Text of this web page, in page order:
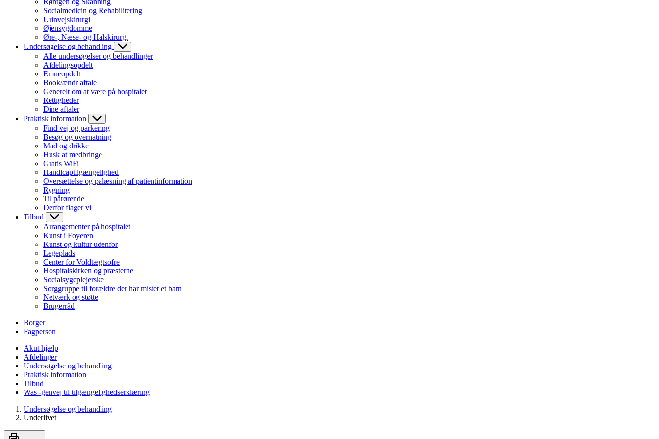
Røntgen og Skanning
Socialmedicin og Rehabilitering
Urinvejskirurgi
Øjensygdomme
Øre-, Næse- og Halskirurgi
Undersøgelse og behandling
Alle undersøgelser og behandlinger
Afdelingsopdelt
Emneopdelt
Book/ændr aftale
Generelt om at være på hospitalet
Rettigheder
Dine aftaler
Praktisk information
Find vej og parkering
Besøg og overnatning
Mad og drikke
Husk at medbringe
Gratis WiFi
Handicaptilgængelighed
Oversættelse og pålæsning af patientinformation
Rygning
Til pårørende
Derfor flager vi
Tilbud
Arrangementer på hospitalet
Kunst i Foyeren
Kunst og kultur udenfor
Legeplads
Center for Voldtægtsofre
Hospitalskirken og præsterne
Socialsygeplejerske
Sorggruppe til forældre der har mistet et barn
Netværk og støtte
Brugerråd
Borger
Fagperson
Akut hjælp
Afdelinger
Undersøgelse og behandling
Praktisk information
Tilbud
Was -genvej til tilgængelighedserklæring
Undersøgelse og behandling
Underlivet